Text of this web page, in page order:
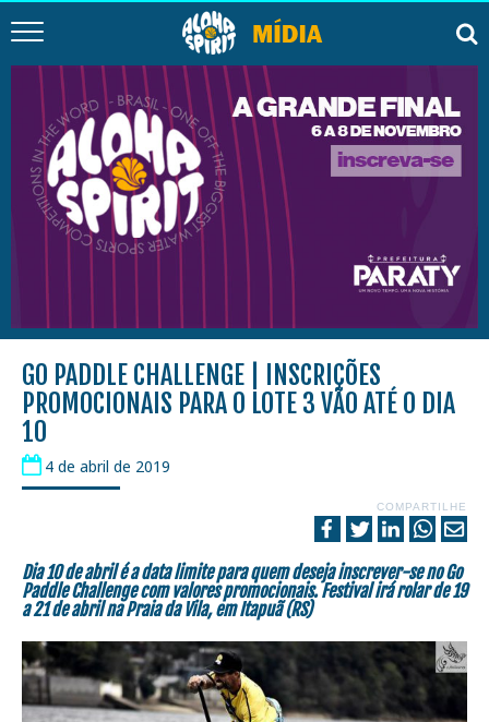
GO PADDLE CHALLENGE | INSCRIÇÕES
PROMOCIONAIS PARA O LOTE 3 VÃO ATÉ O DIA
10
4 de abril de 2019
COMPARTILHE
Dia 10 de abril é a data limite para quem deseja inscrever-se no Go
Paddle Challenge com valores promocionais. Festival irá rolar de 19
a 21 de abril na Praia da Vila, em Itapuã (RS)